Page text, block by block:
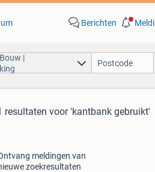
Berichten
|
resultaten voor 'kantbank gebruikt'
meldingen van
zoekresultaten